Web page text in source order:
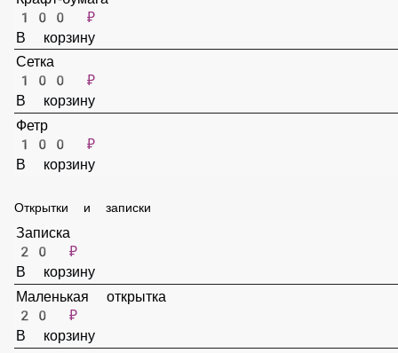
Крафт-бумага
100 ₽
В корзину
Сетка
100 ₽
В корзину
100 ₽
Открытки и записки
Записка
20 ₽
В корзину